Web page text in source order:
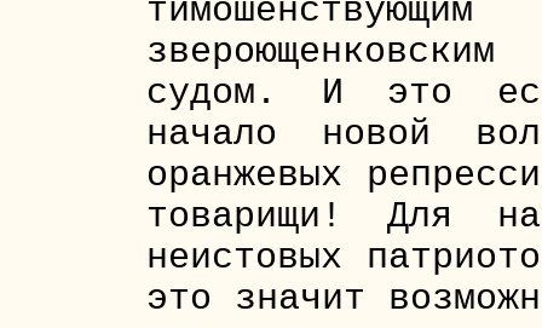
тимошенствующим
звероющенковским
судом. И это
начало новой
оранжевых
товарищи! Для
неистовых
это значит